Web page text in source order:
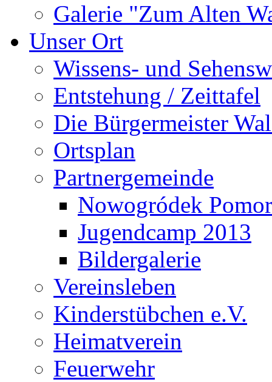
Galerie "Zum Alten
Unser Ort
Wissens- und
Entstehung / Zeittafel
Die Bürgermeister
Ortsplan
Partnergemeinde
Nowogródek
Jugendcamp 2013
Bildergalerie
Vereinsleben
Kinderstübchen e.V.
Heimatverein
Feuerwehr